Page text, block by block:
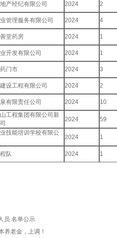
产经纪有限公司 2024 2
管理服务有限公司 2024 4
堂药房 2024 1
开发有限公司 2024 1
门市 2024 3
设工程有限公司 2024 2
有限责任公司 2024 10
工程集团有限公司新
2024 59
技能培训学校有限公
2024 1
队 2024 1
员 名单公示
养老金，上调！